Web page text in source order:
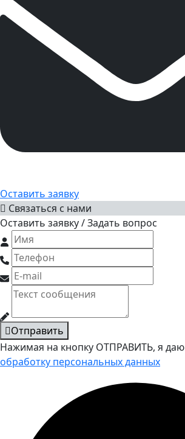
Оставить заявку
Связаться с нами
Оставить заявку / Задать вопрос
Отправить
Нажимая на кнопку ОТПРАВИТЬ, я даю
обработку персональных данных